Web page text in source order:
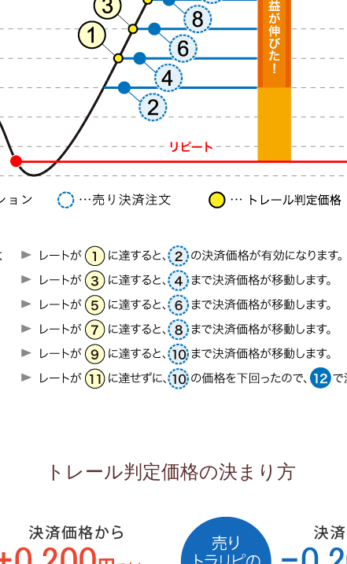
トレール判定価格の決まり方